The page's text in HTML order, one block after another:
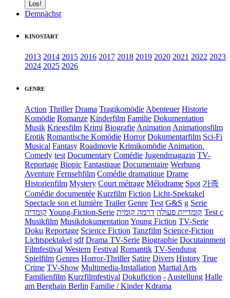
Demnächst
KINOSTART
2013 2014 2015 2016 2017 2018 2019 2020 2021 2022 2023
2024 2025 2026
GENRE
Action Thriller Drama Tragikomödie Abenteuer Historie
Komödie Romanze Kinderfilm Familie Dokumentation
Musik Kriegsfilm Krimi Biografie Animation Animationsfilm
Erotik Romantische Komödie Horror Dokumentarfilm Sci-Fi
Musical Fantasy Roadmovie Krimikomödie Animation.
Comedy test Documentary Comédie Jugendmagazin TV-
Reportage Biopic Fantastique Documentaire Werbung
Aventure Fernsehfilm Comédie dramatique Drame
Historienfilm Mystery Court métrage Mélodrame Spot 가족
Comédie documentée Kurzfilm Fiction Licht-Spektakel
Spectacle son et lumière Trailer Genre Test G&S g Serie
קומדיה Young-Fiction-Serie קומדיית פעולה דרמה קומית
Test c
Musikfilm Musikdokumentation Young Fiction TV-Serie
Doku Reportage Science Fiction Tanzfilm Science-Fiction
Lichtspektakel sdf Drama TV-Serie Biographie Docutainment
Filmfestival Western Festival Romantik TV-Sendung
Spielfilm Genres Horror-Thriller Satire Divers History True
Crime TV-Show Multimedia-Installation Martial Arts
Familienfilm Kurzfilmfestival Dokufiction - Austellung Halle
am Berghain Berlin Familie / Kinder Kdrama